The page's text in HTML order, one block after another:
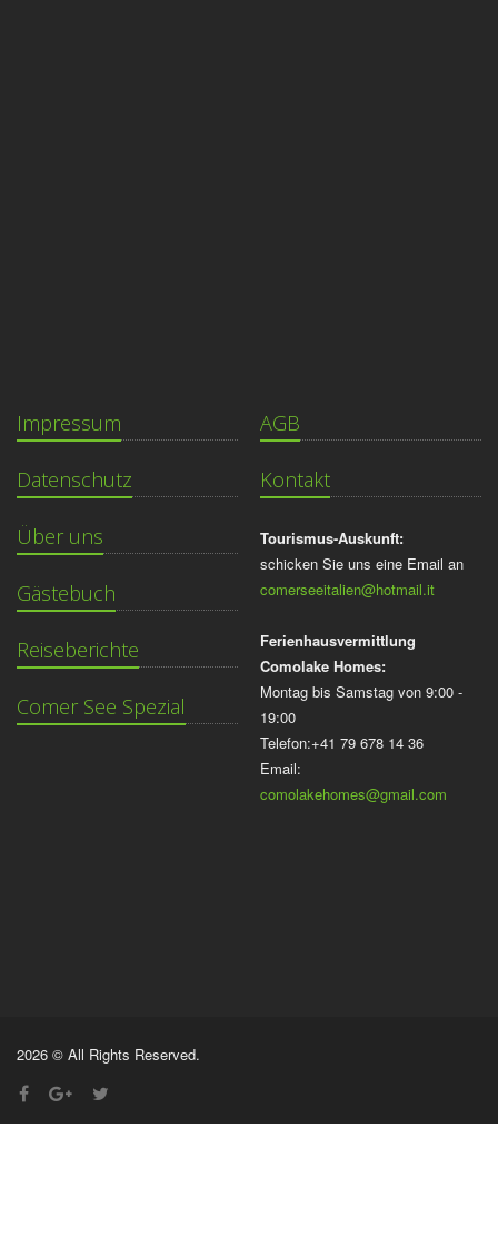
Impressum
Datenschutz
Über uns
Gästebuch
Reiseberichte
Comer See Spezial
AGB
Kontakt
Tourismus-Auskunft:
schicken Sie uns eine Email an
comerseeitalien@hotmail.it
Ferienhausvermittlung
Comolake Homes:
Montag bis Samstag von 9:00 -
19:00
Telefon:+41 79 678 14 36
Email:
comolakehomes@gmail.com
2026 © All Rights Reserved.